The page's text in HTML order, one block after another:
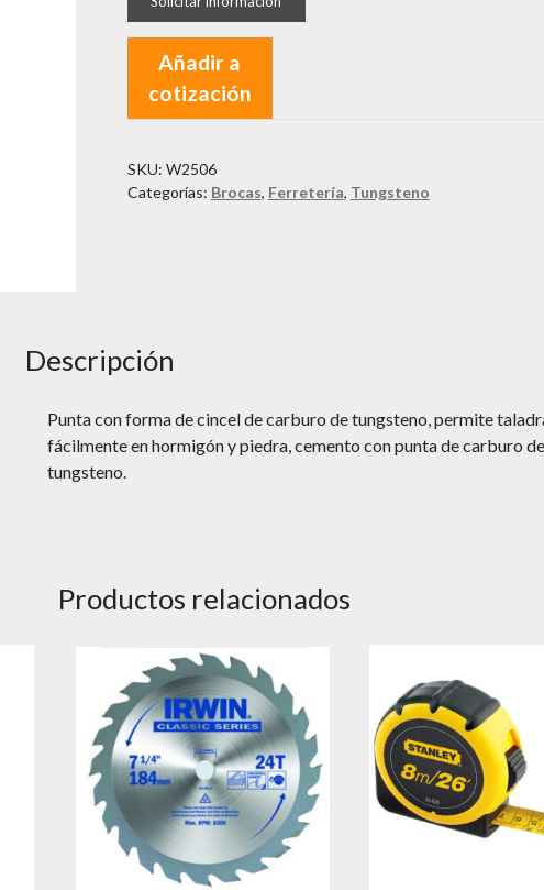
Añadir a
cotización
SKU: W2506
Categorías: Brocas, Ferretería, Tungsteno
Descripción
Punta con forma de cincel de carburo de tungsteno, permite
fácilmente en hormigón y piedra, cemento con punta de carburo de
tungsteno.
Productos relacionados